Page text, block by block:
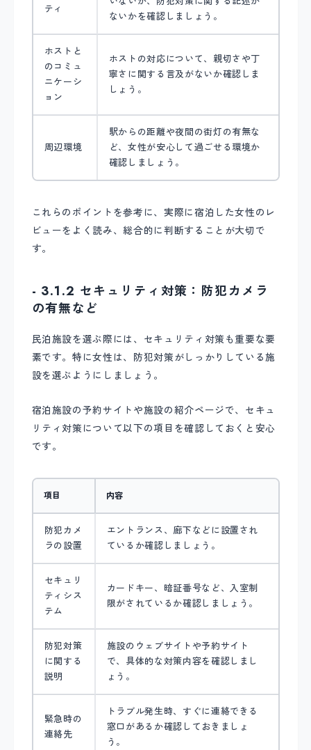
ティ
ないかを確認しましょう。
ホストと
のコミュ
ニケーシ
ョン
ホストの対応について、親切さや丁
寧さに関する言及がないか確認しま
しょう。
周辺環境
駅からの距離や夜間の街灯の有無な
ど、女性が安心して過ごせる環境か
確認しましょう。
これらのポイントを参考に、実際に宿泊した女性のレ
ビューをよく読み、総合的に判断することが大切で
す。
- 3.1.2 セキュリティ対策：防犯カメラ
の有無など
民泊施設を選ぶ際には、セキュリティ対策も重要な要
素です。特に女性は、防犯対策がしっかりしている施
設を選ぶようにしましょう。
宿泊施設の予約サイトや施設の紹介ページで、セキュ
リティ対策について以下の項目を確認しておくと安心
です。
項目 内容
防犯カメ
ラの設置
エントランス、廊下などに設置され
ているか確認しましょう。
セキュリ
ティシス
テム
カードキー、暗証番号など、入室制
限がされているか確認しましょう。
防犯対策
に関する
説明
施設のウェブサイトや予約サイト
で、具体的な対策内容を確認しまし
ょう。
緊急時の
連絡先
トラブル発生時、すぐに連絡できる
窓口があるか確認しておきましょ
う。